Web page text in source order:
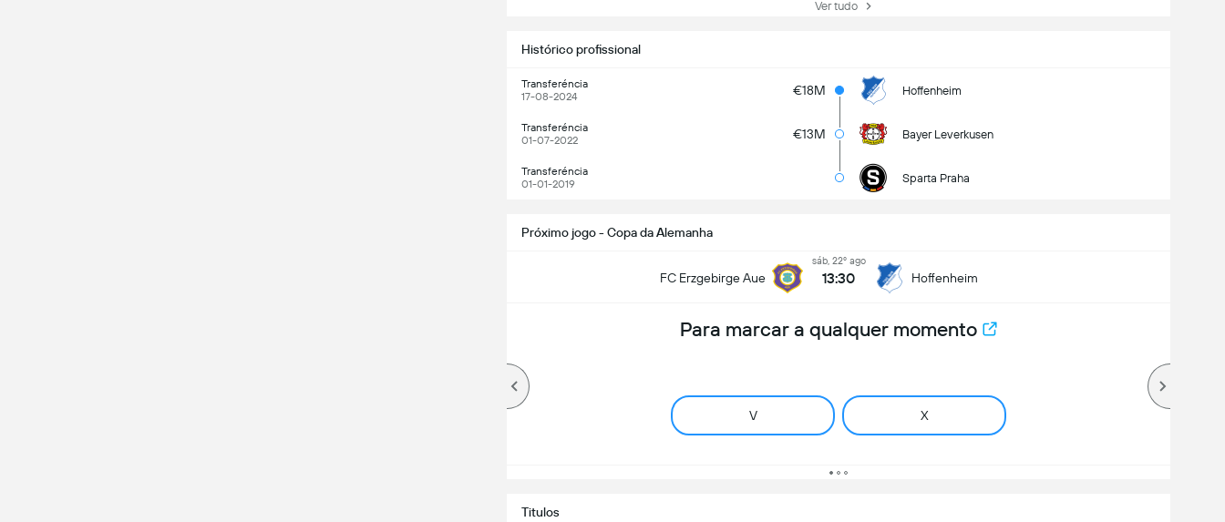
Próximo jogo - Copa da Alemanha
FC Erzgebirge Aue
sáb, 22º ago
13:30 Hoffenheim
Para marcar a qualquer momento
V X
Ver tudo
Histórico profissional
Transferéncia
17-08-2024
€18M Hoffenheim
Transferéncia
01-07-2022
€13M Bayer Leverkusen
Transferéncia
01-01-2019
Sparta Praha
Titulos